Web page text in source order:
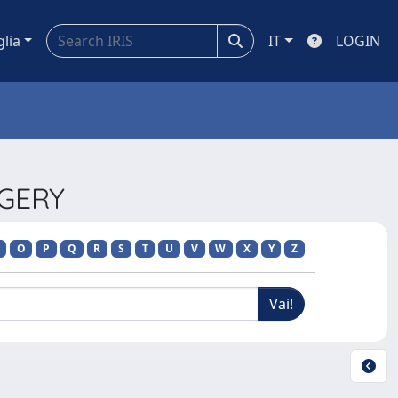
IT LOGIN
O P Q R S T U V W X Y Z